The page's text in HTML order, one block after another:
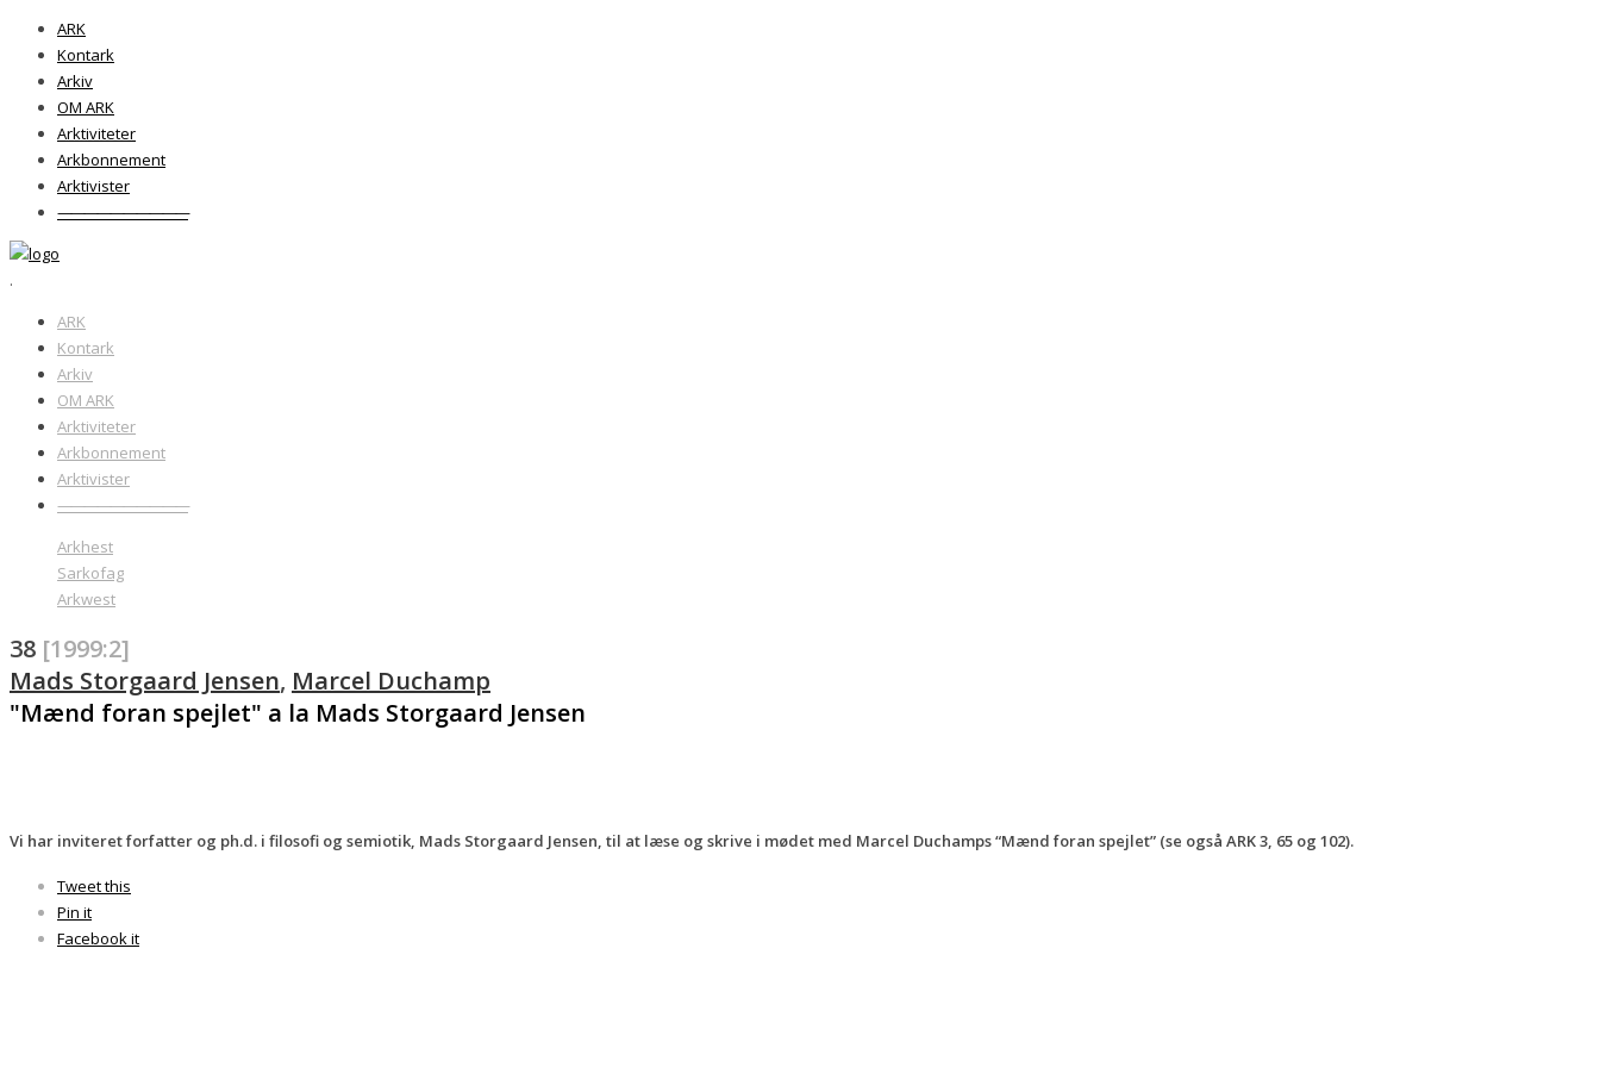
ARK
Kontark
Arkiv
OM ARK
Arktiviteter
Arkbonnement
Arktivister
——————————
.
ARK
Kontark
Arkiv
OM ARK
Arktiviteter
Arkbonnement
Arktivister
——————————
Arkhest
Sarkofag
Arkwest
38 [1999:2]
Mads Storgaard Jensen, Marcel Duchamp
"Mænd foran spejlet" a la Mads Storgaard Jensen
Vi har inviteret forfatter og ph.d. i filosofi og semiotik, Mads Storgaard Jensen, til at læse og skrive i mødet med Marcel Duchamps “Mænd foran spejlet” (se også ARK 3, 65 og 102).
Tweet this
Pin it
Facebook it